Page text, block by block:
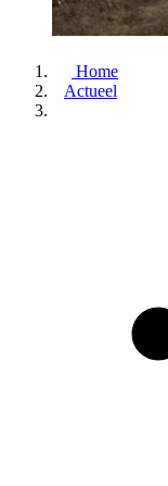
Home
Actueel